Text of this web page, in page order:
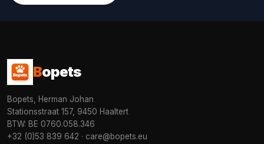
Bopets
Bopets, Herman Johan
Stationsstraat 157, 9450 Haaltert
BTW: BE 0760.058.346
+32 (0)53 839 642 · care@bopets.eu